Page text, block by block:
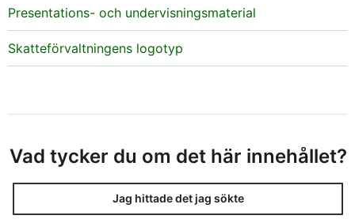
Presentations- och undervisningsmaterial
Skatteförvaltningens logotyp
Vad tycker du om det här innehållet?
Jag hittade det jag sökte